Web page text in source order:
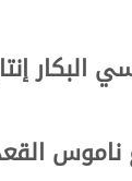
البكار
ناموس